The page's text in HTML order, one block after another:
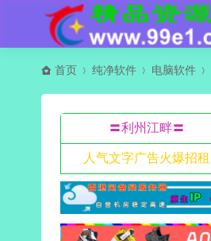
首页 纯净软件 电脑软件
〓利州江畔〓
人气文字广告火爆招租